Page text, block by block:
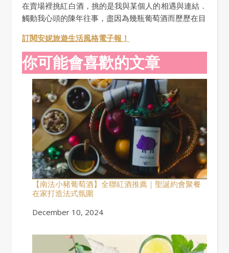
在賣場裡挑紅白酒，挑的是我與某個人的相遇與連結．
觸動我心頭的陳年往事，盡因為幾瓶葡萄酒而歷歷在目
訂閱安妮旅遊生活風格電子報！
你可能會喜歡的文章
【南法小豬葡萄酒】全聯紅酒推薦｜聖誕約會聚餐
在家打造法式氛圍
Date
December 10, 2024